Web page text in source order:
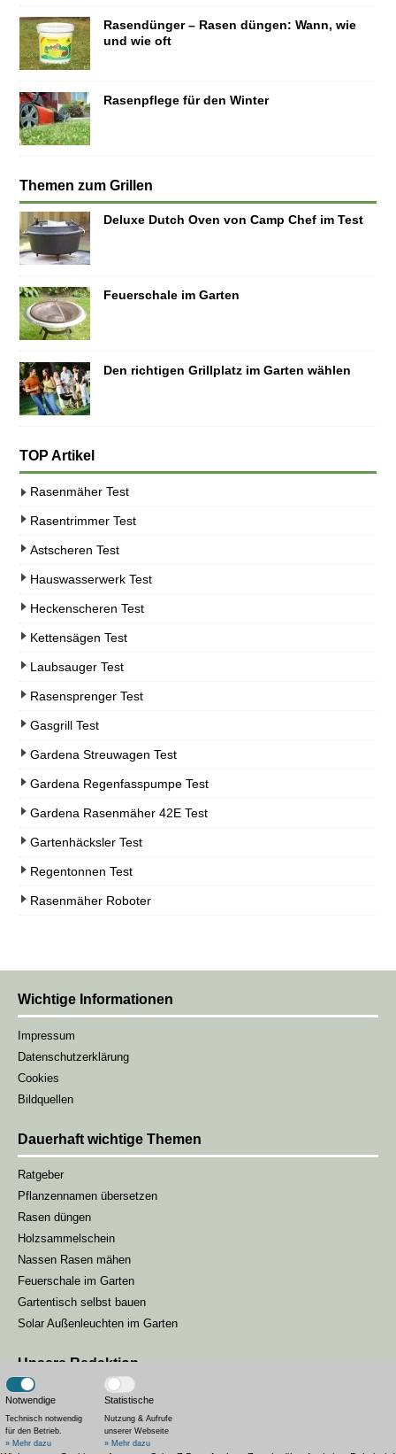
Rasendünger – Rasen düngen: Wann, wie
und wie oft
Rasenpflege für den Winter
Themen zum Grillen
Deluxe Dutch Oven von Camp Chef im Test
Feuerschale im Garten
Den richtigen Grillplatz im Garten wählen
TOP Artikel
Rasenmäher Test
Rasentrimmer Test
Astscheren Test
Hauswasserwerk Test
Heckenscheren Test
Kettensägen Test
Laubsauger Test
Rasensprenger Test
Gasgrill Test
Gardena Streuwagen Test
Gardena Regenfasspumpe Test
Gardena Rasenmäher 42E Test
Gartenhäcksler Test
Regentonnen Test
Rasenmäher Roboter
Wichtige Informationen
Impressum
Datenschutzerklärung
Cookies
Bildquellen
Dauerhaft wichtige Themen
Ratgeber
Pflanzennamen übersetzen
Rasen düngen
Holzsammelschein
Nassen Rasen mähen
Feuerschale im Garten
Gartentisch selbst bauen
Solar Außenleuchten im Garten
Unsere Redaktion
Unsere Gartenmagazin-Redaktion besteht aus drei Redakteuren, die
sich darum kümmern, unseren Lesern die passenden Inhalte zur
Saison zu liefern.
Notwendige
Technisch notwendig
für den Betrieb.
» Mehr dazu
Statistische
Nutzung & Aufrufe
unserer Webseite
» Mehr dazu